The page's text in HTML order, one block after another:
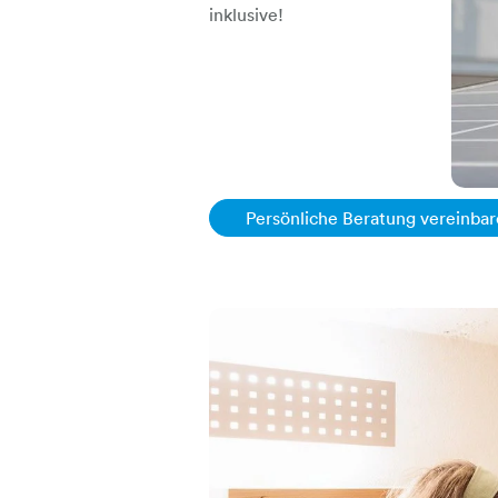
inklusive!
Persönliche Beratung